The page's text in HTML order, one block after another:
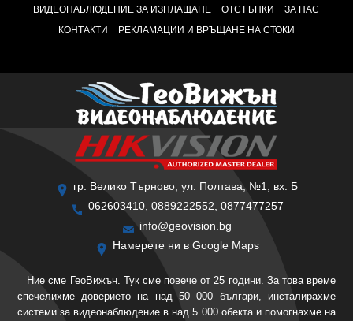
ВИДЕОНАБЛЮДЕНИЕ ЗА ИЗПЛАЩАНЕ
ОТСТЪПКИ
ЗА НАС
КОНТАКТИ
РЕКЛАМАЦИИ И ВРЪЩАНЕ НА СТОКИ
гр. Велико Търново, ул. Полтава, №1, вх. Б
062603410, 0889222552, 0877477257
info@geovision.bg
Намерете ни в Google Maps
Ние сме ГеоВижън. Тук сме повече от 25 години. За това време
спечелихме доверието на над 50 000 българи, инсталирахме
системи за видеонаблюдение в над 5 000 обекта и помогнахме на